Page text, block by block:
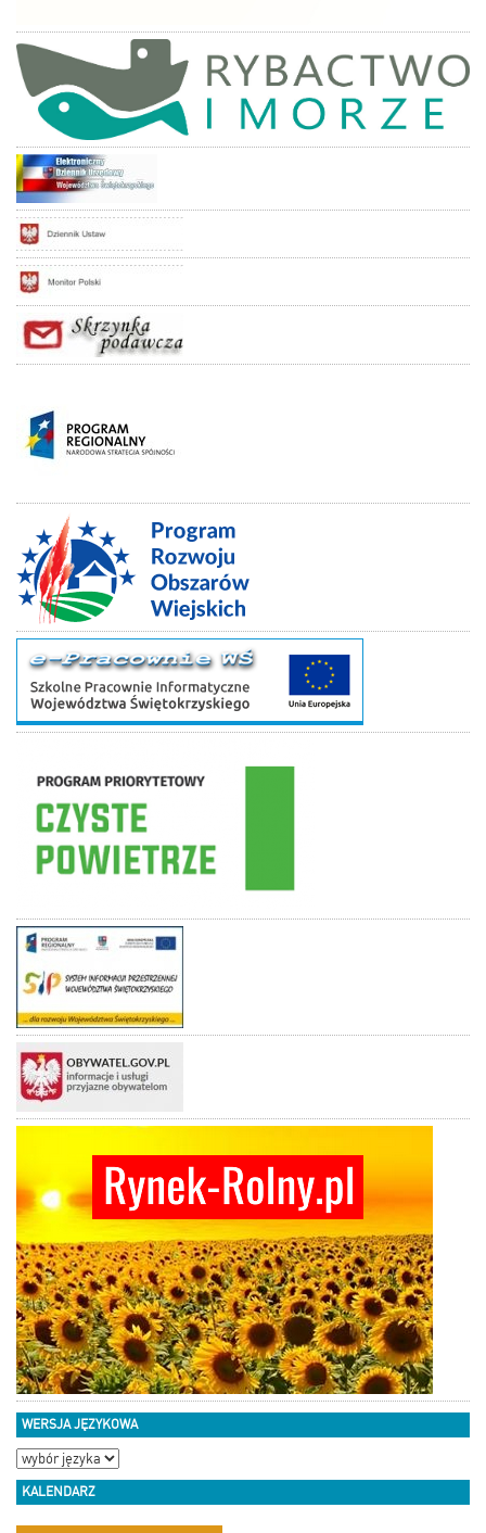
WERSJA JĘZYKOWA
KALENDARZ